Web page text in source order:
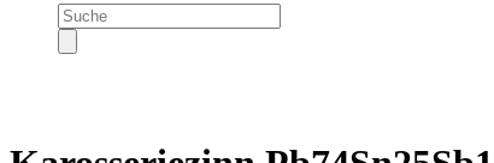
Products
search